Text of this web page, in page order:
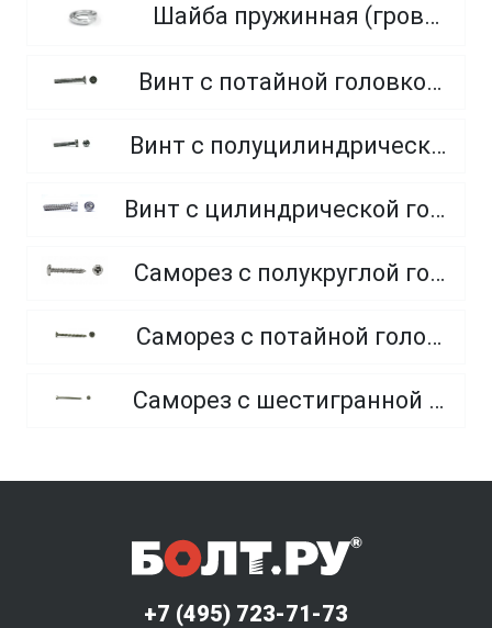
Шайба пружинная (гровер), нормальный, тяжелый, легкий
Винт с потайной головкой, полная резьба из нержавеющей стали A2 и A4
Винт с полуцилиндрической головкой полная резьба, из нержавеющей стали A2 и A4
Винт с цилиндрической головкой и внутренним шестигранником, из нержавеющей стали A2, A4
Саморез с полукруглой головкой и острым концом, из нержавеющей стали А2
Саморез с потайной головкой и острым концом, из нержавеющей стали A2
Саморез с шестигранной головкой и острым концом, из нержавеющей стали А2
+7 (495) 723-71-73